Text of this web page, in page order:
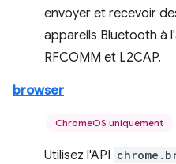
envoyer et recevoir
appareils Bluetooth à
RFCOMM et L2CAP.
browser
ChromeOS uniquement
Utilisez l'API